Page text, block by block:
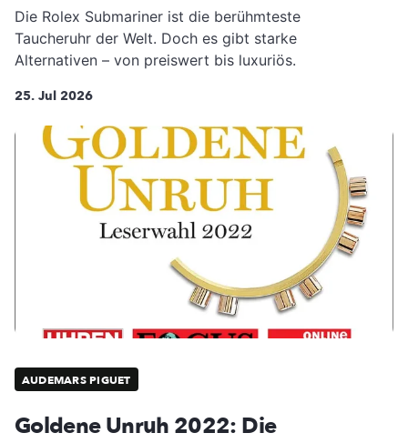
Die Rolex Submariner ist die berühmteste
Taucheruhr der Welt. Doch es gibt starke
Alternativen – von preiswert bis luxuriös.
25. Jul 2026
AUDEMARS PIGUET
Goldene Unruh 2022: Die